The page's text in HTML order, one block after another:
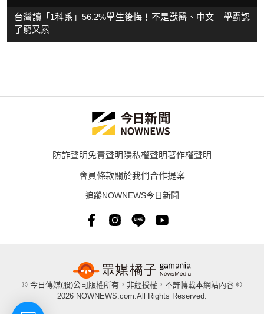
台灣讀「1科系」56.2%學生後悔！不是獸醫、中文 學霸認
了窮又累
防詐聲明免責聲明隱私權聲明著作權聲明
會員條款關於我們合作提案
追蹤NOWNEWS今日新聞
© 今日傳媒(股)公司版權所有，非經授權，不許轉載本網站內容 ©
2026 NOWNEWS.com.All Rights Reserved.